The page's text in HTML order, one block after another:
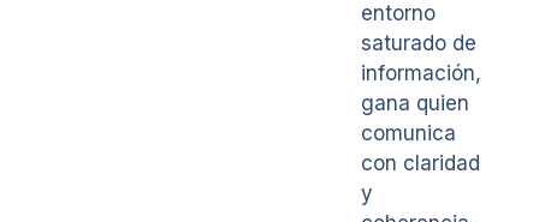
entorno
saturado de
información,
gana quien
comunica
con claridad
y